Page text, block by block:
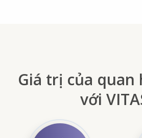
Giá trị của quan
với